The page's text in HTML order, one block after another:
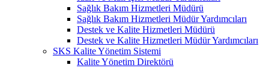
Sağlık Bakım Hizmetleri Müdürü
Sağlık Bakım Hizmetleri Müdür Yardımcıları
Destek ve Kalite Hizmetleri Müdürü
Destek ve Kalite Hizmetleri Müdür Yardımcıları
SKS Kalite Yönetim Sistemi
Kalite Yönetim Direktörü